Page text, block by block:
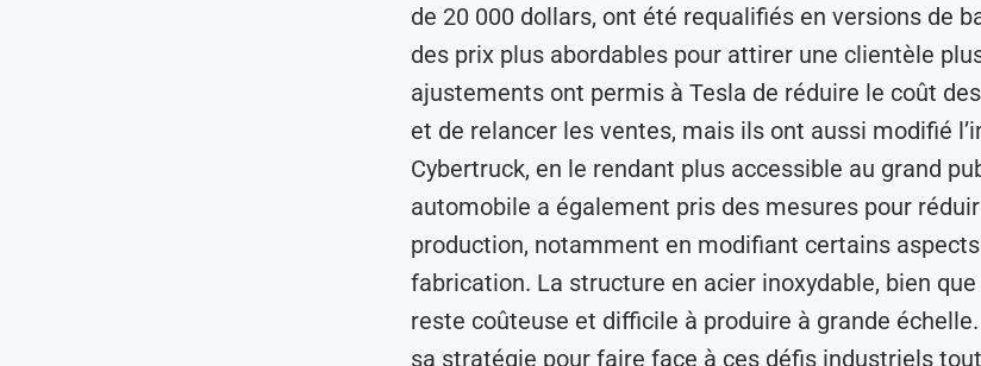
de 20 000 dollars, ont été requalifiés en versions de
des prix plus abordables pour attirer une clientèle
ajustements ont permis à Tesla de réduire le coût
et de relancer les ventes, mais ils ont aussi modifié
Cybertruck, en le rendant plus accessible au grand
automobile a également pris des mesures pour
production, notamment en modifiant certains
fabrication. La structure en acier inoxydable, bien
reste coûteuse et difficile à produire à grande
sa stratégie pour faire face à ces défis industriels